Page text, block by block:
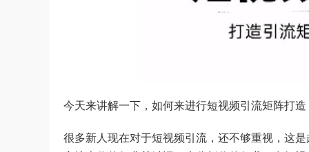
今天来讲解一下，如何来进行短视频引流矩阵打
很多新人现在对于短视频引流，还不够重视，这